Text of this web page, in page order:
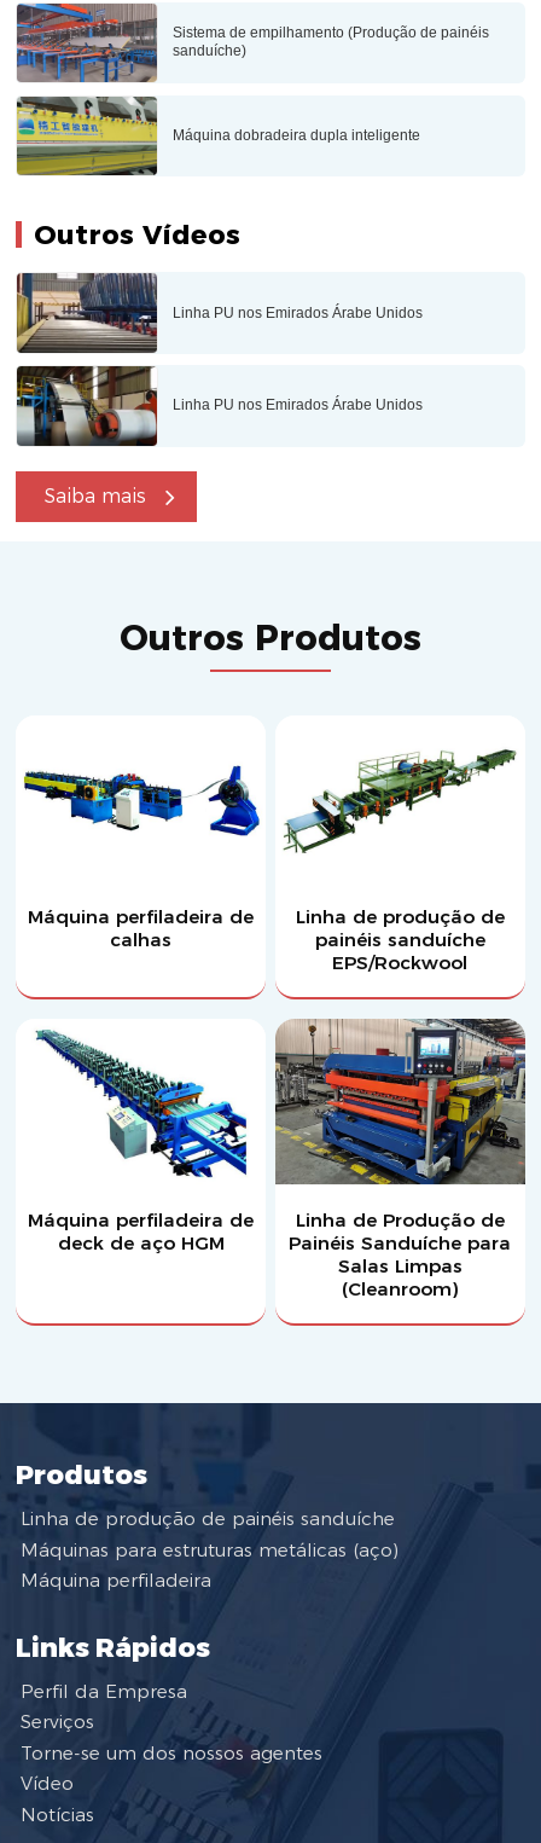
Sistema de empilhamento (Produção de painéis
sanduíche)
Máquina dobradeira dupla inteligente
Outros Vídeos
Linha PU nos Emirados Árabe Unidos
Linha PU nos Emirados Árabe Unidos
Saiba mais
Outros Produtos
Máquina perfiladeira de
calhas
Linha de produção de
painéis sanduíche
EPS/Rockwool
Máquina perfiladeira de
deck de aço HGM
Linha de Produção de
Painéis Sanduíche para
Salas Limpas
(Cleanroom)
Produtos
Linha de produção de painéis sanduíche
Máquinas para estruturas metálicas (aço)
Máquina perfiladeira
Links Rápidos
Perfil da Empresa
Serviços
Torne-se um dos nossos agentes
Vídeo
Notícias